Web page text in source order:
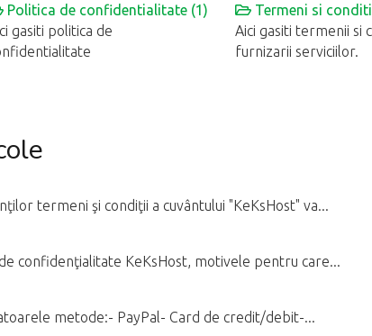
Politica de confidentialitate (1)
gasiti politica de
Termeni si
Aici gasiti termenii si
furnizarii serviciilor.
termeni şi condiţii a cuvântului "KeKsHost" va...
confidenţialitate KeKsHost, motivele pentru care...
metode:- PayPal- Card de credit/debit-...